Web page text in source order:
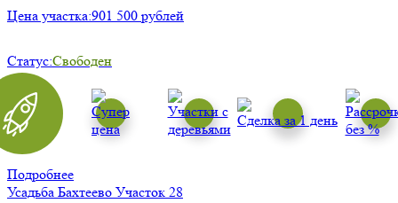
Цена участка:901 500 рублей
Статус:Свободен
Подробнее
Усадьба Бахтеево Участок 28